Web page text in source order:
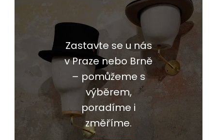
Zastavte se u nás
v Praze nebo Brně
– pomůžeme s
výběrem,
poradíme i
změříme.